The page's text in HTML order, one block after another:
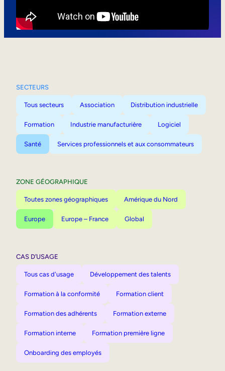
SECTEURS
Tous secteurs Association Distribution industrielle
Formation Industrie manufacturière Logiciel
Santé Services professionnels et aux consommateurs
ZONE GÉOGRAPHIQUE
Toutes zones géographiques Amérique du Nord
Europe Europe – France Global
CAS D’USAGE
Tous cas d'usage Développement des talents
Formation à la conformité Formation client
Formation des adhérents Formation externe
Formation interne Formation première ligne
Onboarding des employés